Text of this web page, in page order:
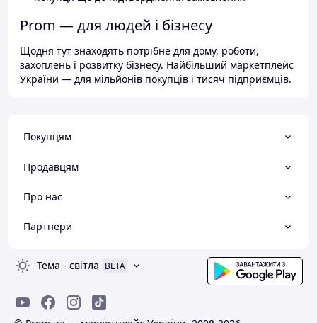
Prom — для людей і бізнесу
Щодня тут знаходять потрібне для дому, роботи,
захоплень і розвитку бізнесу. Найбільший маркетплейс
України — для мільйонів покупців і тисяч підприємців.
Покупцям
Продавцям
Про нас
Партнери
Тема - світла BETA